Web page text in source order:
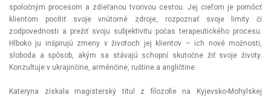
spoločným procesom a zdieľanou tvorivou cestou. Jej cieľom je pomôcť
klientom pocítiť svoje vnútorné zdroje, rozpoznať svoje limity či
zodpovednosti a prežiť svoju subjektivitu počas terapeutického procesu.
Hlboko ju inšpirujú zmeny v životoch jej klientov – ich nové možnosti,
sloboda a spôsob, akým sa stávajú schopní skutočne žiť svoje životy.
Konzultuje v ukrajinčine, arménčine, ruštine a angličtine.
Kateryna získala magisterský titul z filozofie na Kyjevsko-Mohylskej